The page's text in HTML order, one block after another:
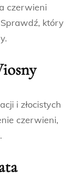
czerwieni
który
i złocistych
czerwieni,